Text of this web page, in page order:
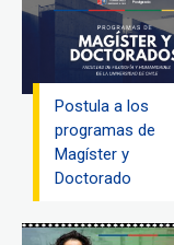
Postula a los
programas de
Magíster y
Doctorado